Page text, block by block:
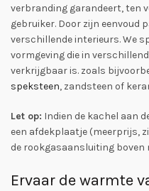
verbranding garandeert, ten
gebruiker. Door zijn eenvoud
verschillende interieurs. We
vormgeving die in
verkrijgbaar is. zoals
speksteen, zandsteen of
Let op: Indien de kachel aan
een afdekplaatje (meerprijs,
de rookgasaansluiting boven
Ervaar de warmte